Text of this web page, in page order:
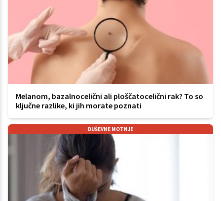
Melanom, bazalnocelični ali ploščatocelični rak? To so
ključne razlike, ki jih morate poznati
DUŠEVNE MOTNJE